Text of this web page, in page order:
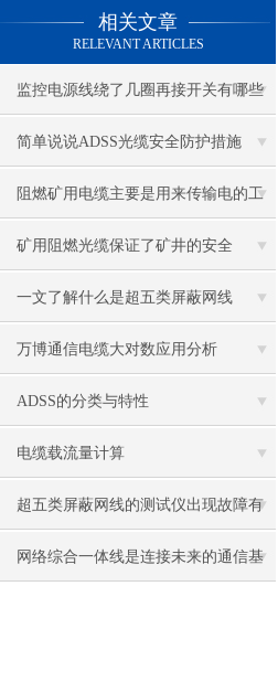
相关文章
RELEVANT ARTICLES
监控电源线绕了几圈再接开关有哪些
用处
简单说说ADSS光缆安全防护措施
阻燃矿用电缆主要是用来传输电的工
作的
矿用阻燃光缆保证了矿井的安全
一文了解什么是超五类屏蔽网线
万博通信电缆大对数应用分析
ADSS的分类与特性
电缆载流量计算
超五类屏蔽网线的测试仪出现故障有
哪些解决方法
网络综合一体线是连接未来的通信基